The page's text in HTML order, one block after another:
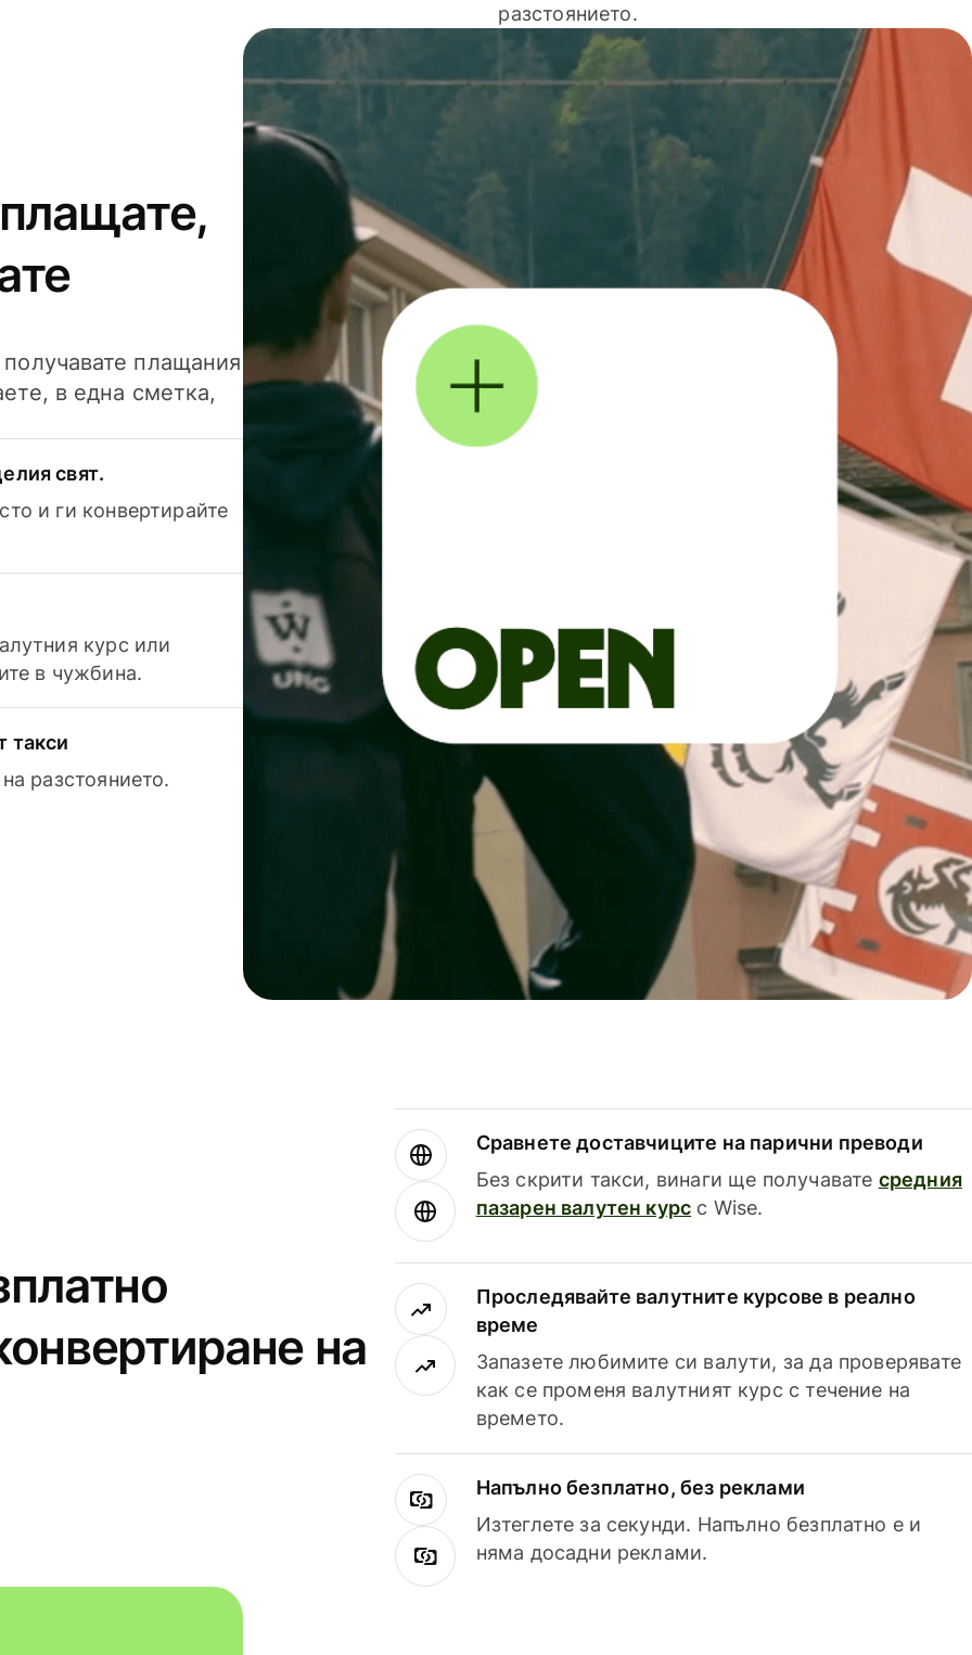
разстоянието.
плащания
в една сметка,
свят.
и ги конвертирайте
курс или
в чужбина.
такси
разстоянието.
на
Сравнете доставчиците на парични преводи
Без скрити такси, винаги ще получавате средния
пазарен валутен курс с Wise.
Проследявайте валутните курсове в реално
време
Запазете любимите си валути, за да проверявате
как се променя валутният курс с течение на
времето.
Напълно безплатно, без реклами
Изтеглете за секунди. Напълно безплатно е и
няма досадни реклами.